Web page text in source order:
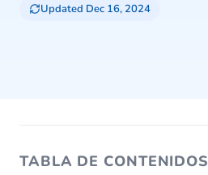
Updated Dec 16, 2024
TABLA DE CONTENIDOS